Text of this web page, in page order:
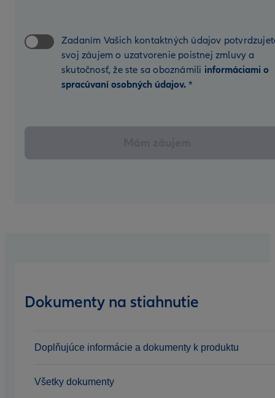
Zadaním Vašich kontaktných údajov
svoj záujem o uzatvorenie poistnej zmluvy a
skutočnosť, že ste sa oboznámili informáciami o
spracúvaní osobných údajov. *
Dokumenty na stiahnutie
Doplňujúce informácie a dokumenty k produktu
Všetky dokumenty